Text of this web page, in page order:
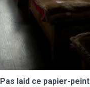
Pas laid ce papier-peint